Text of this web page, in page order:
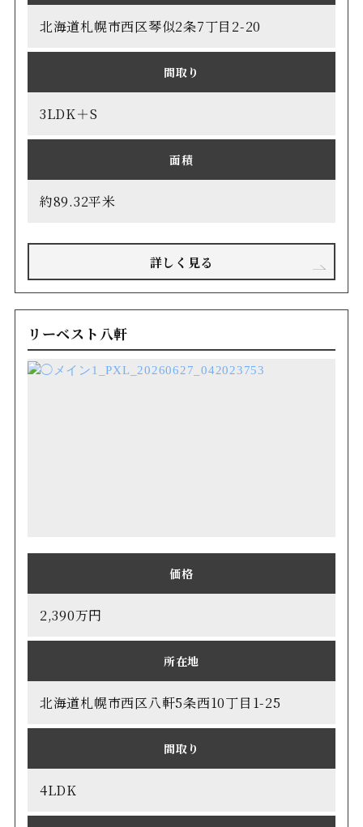
北海道札幌市西区琴似2条7丁目2-20
間取り
3LDK＋S
面積
約89.32平米
詳しく見る
リーベスト八軒
価格
2,390万円
所在地
北海道札幌市西区八軒5条西10丁目1-25
間取り
4LDK